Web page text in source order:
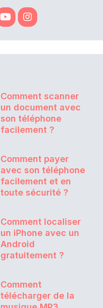
Comment scanner
un document avec
son téléphone
facilement ?
Comment payer
avec son téléphone
facilement et en
toute sécurité ?
Comment localiser
un iPhone avec un
Android
gratuitement ?
Comment
télécharger de la